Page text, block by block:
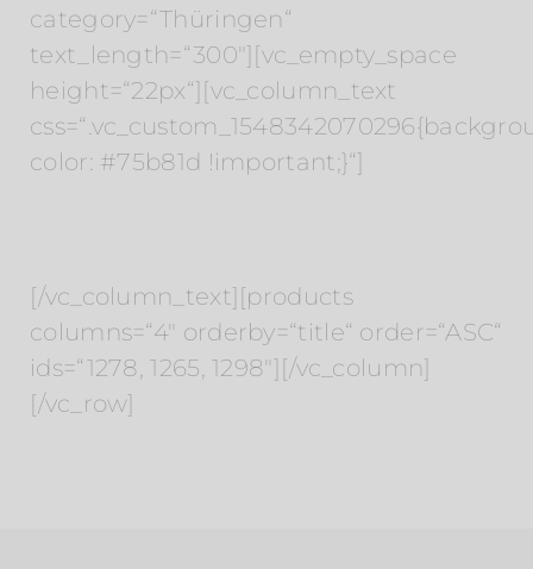
category=“Thüringen“
text_length=“300″][vc_empty_space
height=“22px“][vc_column_text
color: #75b81d !important;}“]
[/vc_column_text][products
columns=“4″ orderby=“title“ order=“ASC“
ids=“1278, 1265, 1298″][/vc_column]
[/vc_row]